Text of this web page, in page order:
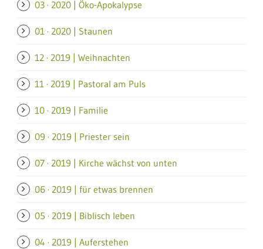
03 · 2020 | Öko-Apokalypse
01 · 2020 | Staunen
12 · 2019 | Weihnachten
11 · 2019 | Pastoral am Puls
10 · 2019 | Familie
09 · 2019 | Priester sein
07 · 2019 | Kirche wächst von unten
06 · 2019 | für etwas brennen
05 · 2019 | Biblisch leben
04 · 2019 | Auferstehen